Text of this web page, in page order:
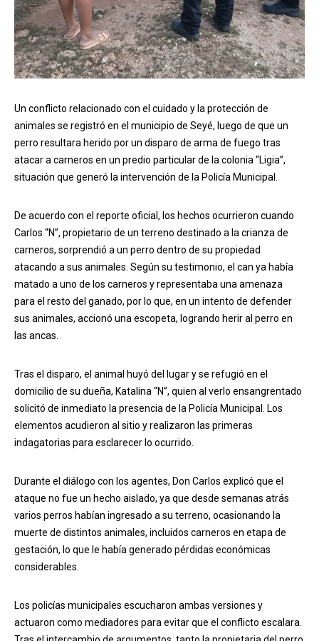
Un conflicto relacionado con el cuidado y la protección de
animales se registró en el municipio de Seyé, luego de que un
perro resultara herido por un disparo de arma de fuego tras
atacar a carneros en un predio particular de la colonia “Ligia”,
situación que generó la intervención de la Policía Municipal.
De acuerdo con el reporte oficial, los hechos ocurrieron cuando
Carlos “N”, propietario de un terreno destinado a la crianza de
carneros, sorprendió a un perro dentro de su propiedad
atacando a sus animales. Según su testimonio, el can ya había
matado a uno de los carneros y representaba una amenaza
para el resto del ganado, por lo que, en un intento de defender
sus animales, accionó una escopeta, logrando herir al perro en
las ancas.
Tras el disparo, el animal huyó del lugar y se refugió en el
domicilio de su dueña, Katalina “N”, quien al verlo ensangrentado
solicitó de inmediato la presencia de la Policía Municipal. Los
elementos acudieron al sitio y realizaron las primeras
indagatorias para esclarecer lo ocurrido.
Durante el diálogo con los agentes, Don Carlos explicó que el
ataque no fue un hecho aislado, ya que desde semanas atrás
varios perros habían ingresado a su terreno, ocasionando la
muerte de distintos animales, incluidos carneros en etapa de
gestación, lo que le había generado pérdidas económicas
considerables.
Los policías municipales escucharon ambas versiones y
actuaron como mediadores para evitar que el conflicto escalara.